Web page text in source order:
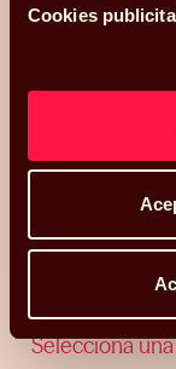
Cookies
Hola, me llamo
es